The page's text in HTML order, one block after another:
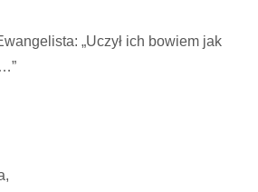
„Uczył ich bowiem jak